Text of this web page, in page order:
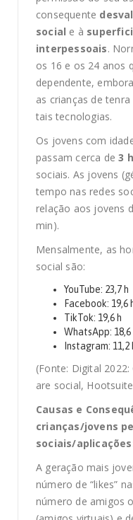
consequente
social e à
interpessoais.
os 16 e os 24 anos
dependente,
as crianças de
tais tecnologias.
Os jovens com
passam cerca de3
sociais. As jovens
tempo nas redes
relação aos jovens
min).
Mensalmente, as
social são:
YouTube: 23,7 h
Facebook: 19,6
TikTok: 19,6 h
WhatsApp: 18,6
Instagram: 11,2
(Fonte: Digital
are social,
Causas e
crianças/jovens
sociais/
A geração mais
número de “likes”
número de amigos